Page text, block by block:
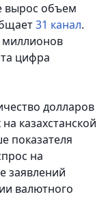
вырос объем
31 канал.
миллионов
цифра
долларов
казахстанской
показателя
на
заявлений
валютного